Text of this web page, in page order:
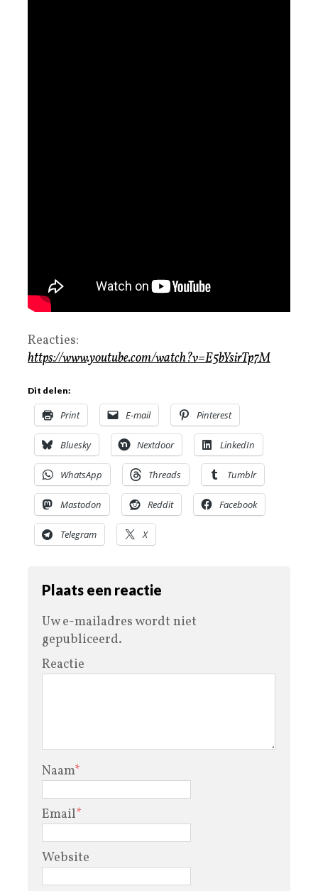
Reacties:
https://www.youtube.com/watch?v=E5bYsirTp7M
Dit delen:
Print E-mail Pinterest
Bluesky Nextdoor LinkedIn
WhatsApp Threads Tumblr
Mastodon Reddit Facebook
Telegram X
Plaats een reactie
Uw e-mailadres wordt niet
gepubliceerd.
Reactie
Naam*
Email*
Website